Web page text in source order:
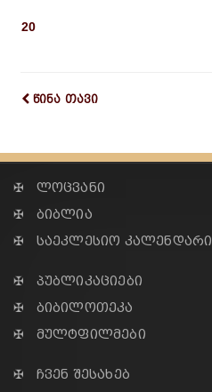
20
წინა თავი
✠ ლოცვანი
✠ ბიბლია
✠ საეკლესიო კალენდარი
✠ პუბლიკაციები
✠ ბიბილოთეკა
✠ მულტფილმები
✠ ჩვენ შესახებ